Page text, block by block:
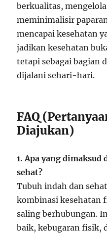
berkualitas,
meminimalisir
mencapai kesehatan
jadikan kesehatan
tetapi sebagai bagian
dijalani sehari-hari.
FAQ
Diajukan)
1. Apa yang
sehat?
Tubuh indah dan
kombinasi kesehatan
saling berhubungan.
baik, kebugaran fisik,